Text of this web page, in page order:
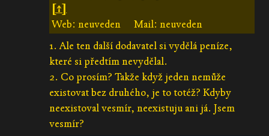
[↑]
Web: neuveden
Mail: neuveden
1. Ale ten další dodavatel si vydělá peníze,
které si předtím nevydělal.
2. Co prosím? Takže když jeden nemůže
existovat bez druhého, je to totéž? Kdyby
neexistoval vesmír, neexistuju ani já. Jsem
vesmír?